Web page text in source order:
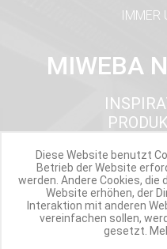
IMMER
MIWEBA
Werde Teil der
Diese Website benutzt
Betrieb der Website
werden. Andere Cookies,
Website erhöhen, der
Interaktion mit anderen
vereinfachen sollen,
gesetzt.